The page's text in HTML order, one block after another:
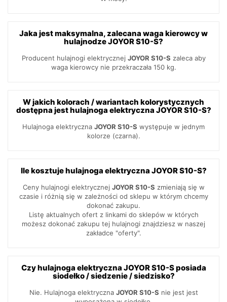
Jaka jest maksymalna, zalecana waga kierowcy w
hulajnodze JOYOR S10-S?
Producent hulajnogi elektrycznej JOYOR S10-S zaleca aby
waga kierowcy nie przekraczała 150 kg.
W jakich kolorach / wariantach kolorystycznych
dostępna jest hulajnoga elektryczna JOYOR S10-S?
Hulajnoga elektryczna JOYOR S10-S występuje w jednym
kolorze (czarna).
Ile kosztuje hulajnoga elektryczna JOYOR S10-S?
Ceny hulajnogi elektrycznej JOYOR S10-S zmieniają się w
czasie i różnią się w zależności od sklepu w którym chcemy
dokonać zakupu.
Listę aktualnych ofert z linkami do sklepów w których
możesz dokonać zakupu tej hulajnogi znajdziesz w naszej
zakładce "oferty".
Czy hulajnoga elektryczna JOYOR S10-S posiada
siodełko / siedzenie / siedzisko?
Nie. Hulajnoga elektryczna JOYOR S10-S nie jest jest